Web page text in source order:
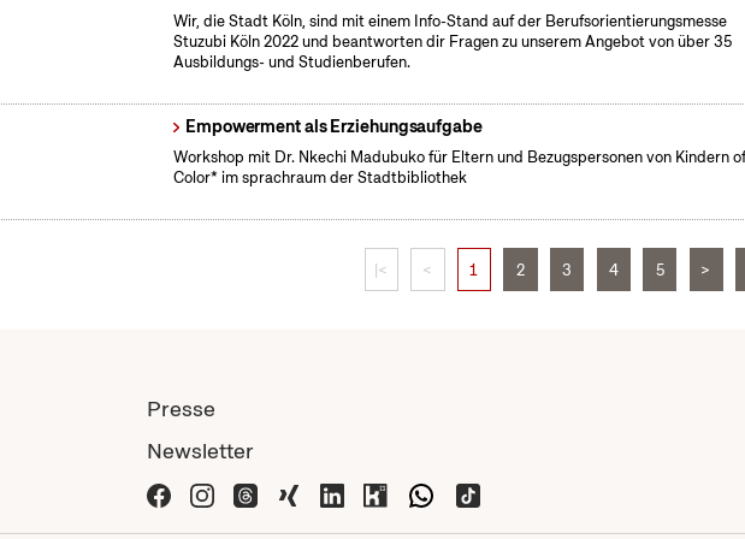
Wir, die Stadt Köln, sind mit einem Info-Stand auf der Berufsorientierungsmesse
Stuzubi Köln 2022 und beantworten dir Fragen zu unserem Angebot von über 35
Ausbildungs- und Studienberufen.
Empowerment als Erziehungsaufgabe
Workshop mit Dr. Nkechi Madubuko für Eltern und Bezugspersonen von Kindern
Color* im sprachraum der Stadtbibliothek
|< < 1 2 3 4 5 >
Presse
Newsletter